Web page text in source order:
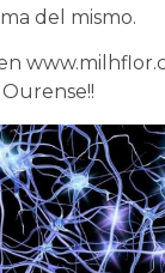
del mismo.